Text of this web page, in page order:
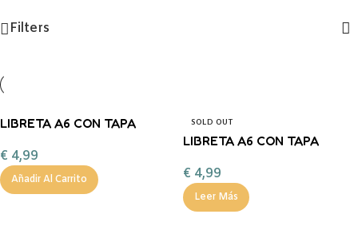
Filters
LIBRETA A6 CON TAPA
€ 4,99
Añadir Al Carrito
SOLD OUT
LIBRETA A6 CON TAPA
€ 4,99
Leer Más